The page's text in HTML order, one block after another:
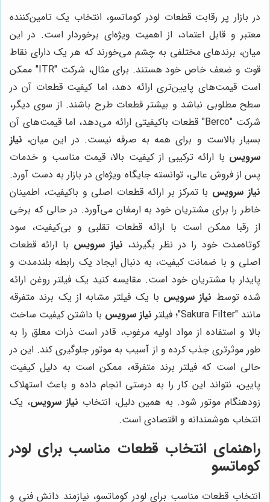
در بازار پر رقابت قطعات لودر کوماتسو، انتخاب یک تامین‌کننده
معتبر و قابل اعتماد، از اهمیت ویژه‌ای برخوردار است. در این
میان، برندهای مختلفی به چشم می‌خورند که هر یک دارای نقاط
قوت و ضعف خاص خود هستند. برای مثال، شرکت "ITR" ممکن
است قیمت‌های پایین‌تری ارائه دهد، اما کیفیت قطعات آن در
سطح مطلوبی نباشد و بیشتر قطعات طرح باشند. از سوی دیگر،
شرکت "Berco" قطعات باکیفیتی ارائه می‌دهد، اما قیمت‌های آن
بسیار بالاست و برای همه به صرفه نیست. در این میان، نیاز
سرویس با ارائه ترکیبی از کیفیت بالا، قیمت مناسب و خدمات
پس از فروش عالی، توانسته جایگاه ویژه‌ای در بازار به دست آورد.
نیاز سرویس با تمرکز بر ارائه قطعات اصلی و باکیفیت، اطمینان
خاطر را برای مشتریان خود به ارمغان می‌آورد. در حالی که برخی
از رقبا ممکن است با ارائه قطعات تقلبی و بی‌کیفیت، سود
کوتاه‌مدت خود را در نظر بگیرند، نیاز سرویس با ارائه قطعات
اصلی و با ضمانت کیفیت، به دنبال ایجاد یک رابطه بلندمدت و
پایدار با مشتریان خود است. مقایسه کنید یک فیلتر روغن ارائه
شده توسط نیاز سرویس با یک فیلتر مشابه از یک برند متفرقه
مانند "Sakura Filter"؛ فیلتر
نیاز سرویس با داشتن کیفیت ساخت
بالا و استفاده از مواد اولیه مرغوب، قادر است ذرات معلق را به
طور موثرتری جذب کرده و از آسیب به موتور جلوگیری کند. این در
حالی است که فیلتر برند متفرقه، ممکن است به دلیل کیفیت
پایین، نتواند این کار را به درستی انجام داده و باعث استهلاک
زودهنگام موتور شود. به همین دلیل، انتخاب نیاز سرویس، یک
انتخاب هوشمندانه و اقتصادی است.
راهنمای انتخاب قطعات مناسب برای لودر
کوماتسو
انتخاب قطعات مناسب برای لودر کوماتسو، نیازمند دانش فنی و